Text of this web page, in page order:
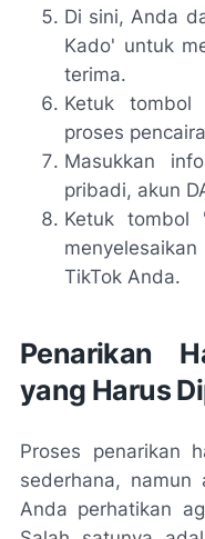
Di sini, Anda
Kado' untuk
terima.
Ketuk tombol
proses
Masukkan
pribadi, akun
Ketuk tombol
TikTok Anda.
Penarikan
yang Harus
Proses penarikan
sederhana,
Anda perhatikan